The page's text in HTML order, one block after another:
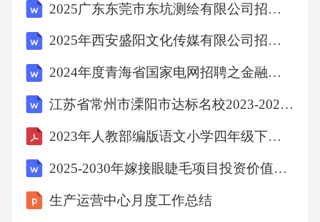
D.法治意识；阳光国网
【答案】B9、存在主义认为：人的自由表现在
选择和行动两方面。只有通过自己所选择的行
动，人才能认识到自由，因为人的本质是由自
己所选择的行为来决定的。首先表现在受传统
文化和世俗的束缚而缺乏自由，因此对于人来
2025广东东莞市东坑测绘有限公司招聘人员综合及笔试历年常考点试题专练附带答案详解
2025年西安盛阳文化传媒有限公司招聘笔试历年常考点试题专练附带答案详解
2024年度青海省国家电网招聘之金融类通关题库(附答案)
江苏省常州市溧阳市达标名校2023-2024学年中考联考数学试题含解析
2023年人教部编版语文小学四年级下册第三单元教学设计
2025-2030年嫁接眼睫毛项目投资价值分析报告
生产运营中心月度工作总结